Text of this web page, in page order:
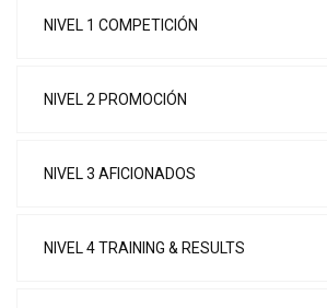
NIVEL 1 COMPETICIÓN
NIVEL 2 PROMOCIÓN
NIVEL 3 AFICIONADOS
NIVEL 4 TRAINING & RESULTS